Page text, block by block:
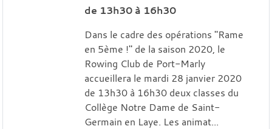
de 13h30 à 16h30
Dans le cadre des opérations "Rame
en 5ème !" de la saison 2020, le
Rowing Club de Port-Marly
accueillera le mardi 28 janvier 2020
de 13h30 à 16h30 deux classes du
Collège Notre Dame de Saint-
Germain en Laye. Les animat...